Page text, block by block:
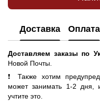
Доставка Оплата
Доставляем заказы по
Новой Почты.
❗ Также хотим
может занимать 1-2 дня,
учтите это.